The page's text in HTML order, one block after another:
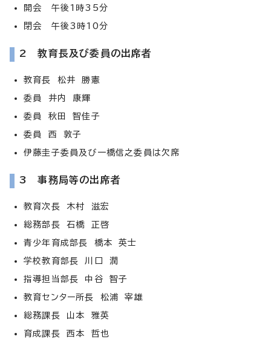
開会 午後1時35分
閉会 午後3時10分
2 教育長及び委員の出席者
教育長 松井 勝憲
委員 井内 康輝
委員 秋田 智佳子
委員 西 敦子
伊藤圭子委員及び一橋信之委員は欠席
3 事務局等の出席者
教育次長 木村 滋宏
総務部長 石橋 正啓
青少年育成部長 橋本 英士
学校教育部長 川口 潤
指導担当部長 中谷 智子
教育センター所長 松浦 宰雄
総務課長 山本 雅英
育成課長 西本 哲也